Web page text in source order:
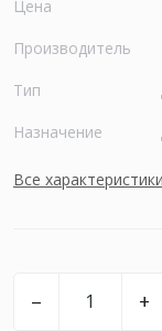
Цена
Производитель
Тип
Назначение
Все характеристики
– +